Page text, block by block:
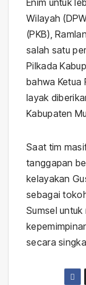
Wilayah
(PKB),
salah satu
Pilkada
bahwa Ketua
layak
Kabupaten
Saat tim
tanggapan
kelayakan
sebagai
Sumsel
secara